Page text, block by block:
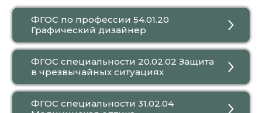
ФГОС по профессии 54.01.20
Графический дизайнер
ФГОС специальности 20.02.02 Защита
в чрезвычайных ситуациях
ФГОС специальности 31.02.04